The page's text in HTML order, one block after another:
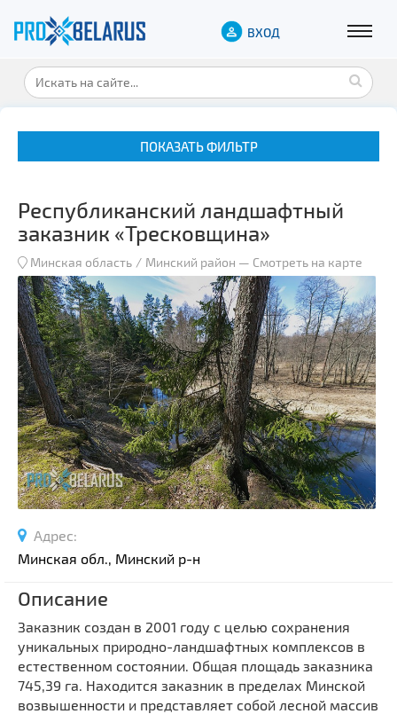
ВХОД
ПОКАЗАТЬ ФИЛЬТР
Музеи
Замки и дворцы
Военная история
Гражданская архитектура
Спортивные сооружения
Производства
Ратуши
Родовые усадьбы
Садово-парковая архитектура
Национальные парки и заказники
Озера и водоемы
Памятники
Памятники археологии
Памятники геодезии
Памятники природы
Памятники известным людям
Выберите область
Выберите район
Республиканский ландшафтный
заказник «Тресковщина»
Минская область Минский район — Смотреть на карте
Адрес:
Минская обл., Минский р-н
Описание
Заказник создан в 2001 году с целью сохранения
уникальных природно-ландшафтных комплексов в
естественном состоянии. Общая площадь заказника
745,39 га. Находится заказник в пределах Минской
возвышенности и представляет собой лесной массив